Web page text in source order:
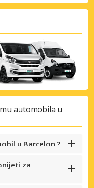
automobila u
u Barceloni?
za
naših